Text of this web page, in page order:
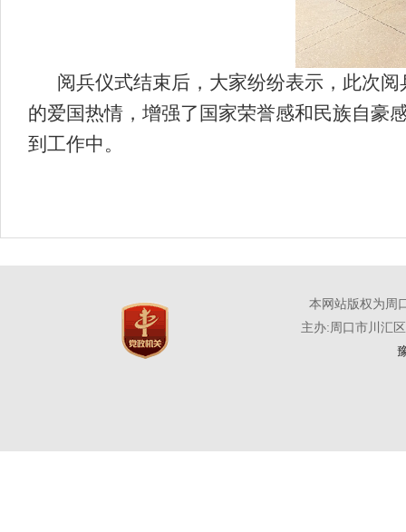
阅兵仪式结束后，大家纷纷表示，此次
的爱国热情，增强了国家荣誉感和民族自豪
到工作中。
本网站版权为周
主办:周口市川汇